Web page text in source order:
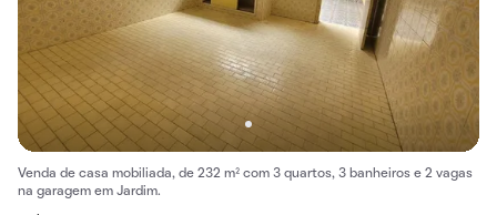
Venda de casa mobiliada, de 232 m² com 3 quartos, 3 banheiros e 2 vagas
na garagem em Jardim.